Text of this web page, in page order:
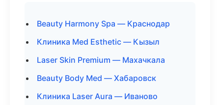
Beauty Harmony Spa — Краснодар
Клиника Med Esthetic — Кызыл
Laser Skin Premium — Махачкала
Beauty Body Med — Хабаровск
Клиника Laser Aura — Иваново